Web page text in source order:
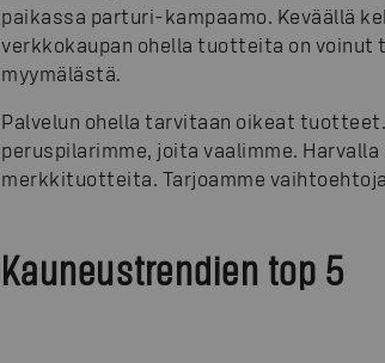
paikassa parturi-kampaamo. Keväällä
verkkokaupan ohella tuotteita on
myymälästä.
Palvelun ohella tarvitaan oikeat
peruspilarimme, joita vaalimme.
merkkituotteita. Tarjoamme
Kauneustrendien top 5